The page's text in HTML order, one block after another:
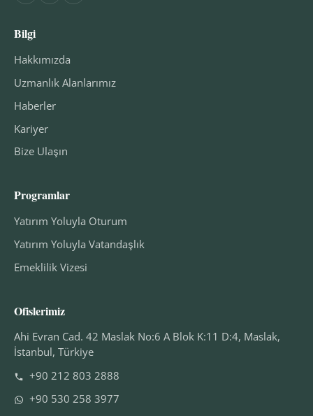
Bilgi
Hakkımızda
Uzmanlık Alanlarımız
Haberler
Kariyer
Bize Ulaşın
Programlar
Yatırım Yoluyla Oturum
Yatırım Yoluyla Vatandaşlık
Emeklilik Vizesi
Ofislerimiz
Ahi Evran Cad. 42 Maslak No:6 A Blok K:11 D:4, Maslak,
İstanbul, Türkiye
+90 212 803 2888
+90 530 258 3977